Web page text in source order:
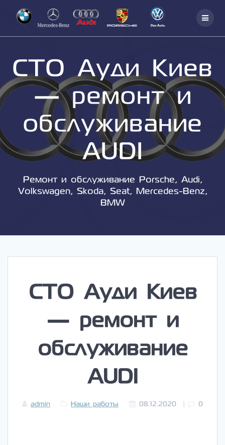
to
content
СТО Ауди Киев
— ремонт и
обслуживание
AUDI
Ремонт и обслуживание Porsche, Audi,
Volkswagen, Skoda, Seat, Mercedes-Benz,
BMW
СТО Ауди Киев
— ремонт и
обслуживание
AUDI
admin Наши работы 08.12.2020 0